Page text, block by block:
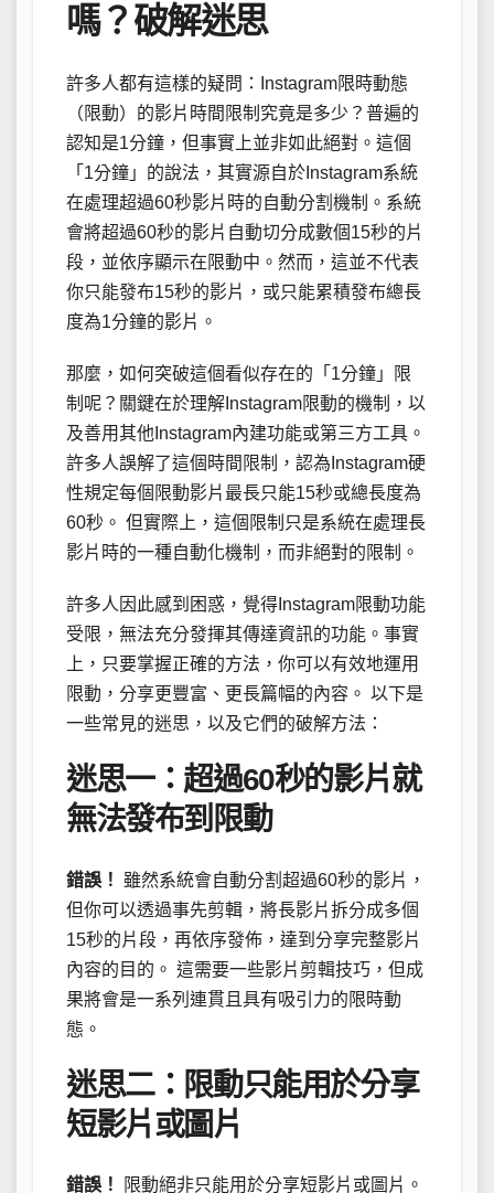
嗎？破解迷思
許多人都有這樣的疑問：Instagram限時動態
（限動）的影片時間限制究竟是多少？普遍的
認知是1分鐘，但事實上並非如此絕對。這個
「1分鐘」的說法，其實源自於Instagram系統
在處理超過60秒影片時的自動分割機制。系統
會將超過60秒的影片自動切分成數個15秒的片
段，並依序顯示在限動中。然而，這並不代表
你只能發布15秒的影片，或只能累積發布總長
度為1分鐘的影片。
那麼，如何突破這個看似存在的「1分鐘」限
制呢？關鍵在於理解Instagram限動的機制，以
及善用其他Instagram內建功能或第三方工具。
許多人誤解了這個時間限制，認為Instagram硬
性規定每個限動影片最長只能15秒或總長度為
60秒。 但實際上，這個限制只是系統在處理長
影片時的一種自動化機制，而非絕對的限制。
許多人因此感到困惑，覺得Instagram限動功能
受限，無法充分發揮其傳達資訊的功能。事實
上，只要掌握正確的方法，你可以有效地運用
限動，分享更豐富、更長篇幅的內容。 以下是
一些常見的迷思，以及它們的破解方法：
迷思一：超過60秒的影片就
無法發布到限動
錯誤！
雖然系統會自動分割超過60秒的影片，
但你可以透過事先剪輯，將長影片拆分成多個
15秒的片段，再依序發佈，達到分享完整影片
內容的目的。 這需要一些影片剪輯技巧，但成
果將會是一系列連貫且具有吸引力的限時動
態。
迷思二：限動只能用於分享
短影片或圖片
錯誤！ 限動絕非只能用於分享短影片或圖片。